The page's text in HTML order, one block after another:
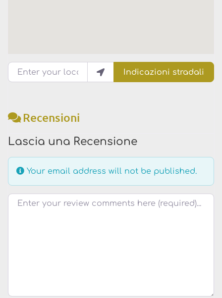
Enter your location
Indicazioni stradali
Recensioni
Lascia una Recensione
Your email address will not be published.
Testo della recensione